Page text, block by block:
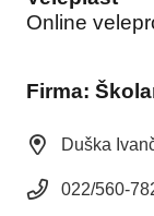
Online
Firma:
Duška
022/560-